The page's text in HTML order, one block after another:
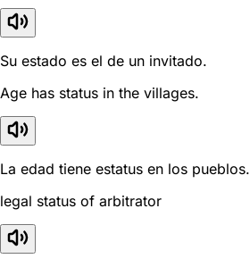
Su estado es el de un invitado.
Age has status in the villages.
La edad tiene estatus en los pueblos.
legal status of arbitrator